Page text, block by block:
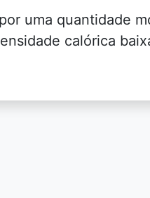
uma quantidade
calórica